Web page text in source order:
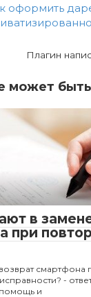
оформить
Плагин
может
в
при
смартфона
-
и